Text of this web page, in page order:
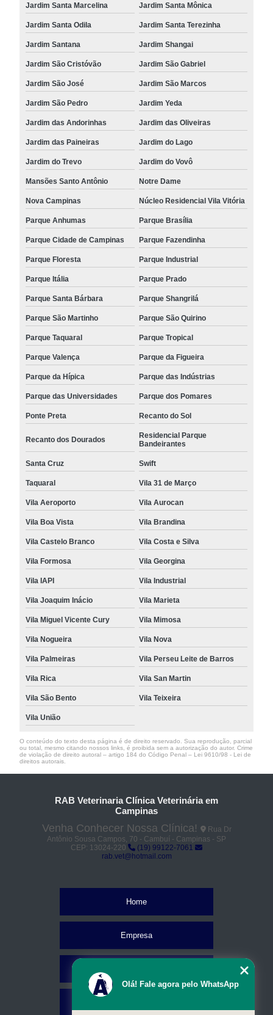
Jardim Santa Marcelina Jardim Santa Mônica
Jardim Santa Odila Jardim Santa Terezinha
Jardim Santana Jardim Shangai
Jardim São Cristóvão Jardim São Gabriel
Jardim São José Jardim São Marcos
Jardim São Pedro Jardim Yeda
Jardim das Andorinhas Jardim das Oliveiras
Jardim das Paineiras Jardim do Lago
Jardim do Trevo Jardim do Vovô
Mansões Santo Antônio Notre Dame
Nova Campinas Núcleo Residencial Vila Vitória
Parque Anhumas Parque Brasília
Parque Cidade de Campinas Parque Fazendinha
Parque Floresta Parque Industrial
Parque Itália Parque Prado
Parque Santa Bárbara Parque Shangrilá
Parque São Martinho Parque São Quirino
Parque Taquaral Parque Tropical
Parque Valença Parque da Figueira
Parque da Hípica Parque das Indústrias
Parque das Universidades Parque dos Pomares
Ponte Preta Recanto do Sol
Recanto dos Dourados
Residencial Parque
Bandeirantes
Santa Cruz Swift
Taquaral Vila 31 de Março
Vila Aeroporto Vila Aurocan
Vila Boa Vista Vila Brandina
Vila Castelo Branco Vila Costa e Silva
Vila Formosa Vila Georgina
Vila IAPI Vila Industrial
Vila Joaquim Inácio Vila Marieta
Vila Miguel Vicente Cury Vila Mimosa
Vila Nogueira Vila Nova
Vila Palmeiras Vila Perseu Leite de Barros
Vila Rica Vila San Martin
Vila São Bento Vila Teixeira
Vila União
O conteúdo do texto desta página é de direito reservado. Sua reprodução, parcial
ou total, mesmo citando nossos links, é proibida sem a autorização do autor. Crime
de violação de direito autoral – artigo 184 do Código Penal – Lei 9610/98 - Lei de
direitos autorais
RAB Veterinaria Clínica Veterinária em
Campinas
Venha Conhecer Nossa Clínica!
Rua Dr
Antônio Sousa Campos, 70 - Cambuí - Campinas - SP
CEP: 13024-220
(19) 99122-7061
rab.vet@hotmail.com
Home
Empresa
Olá! Fale agora pelo WhatsApp